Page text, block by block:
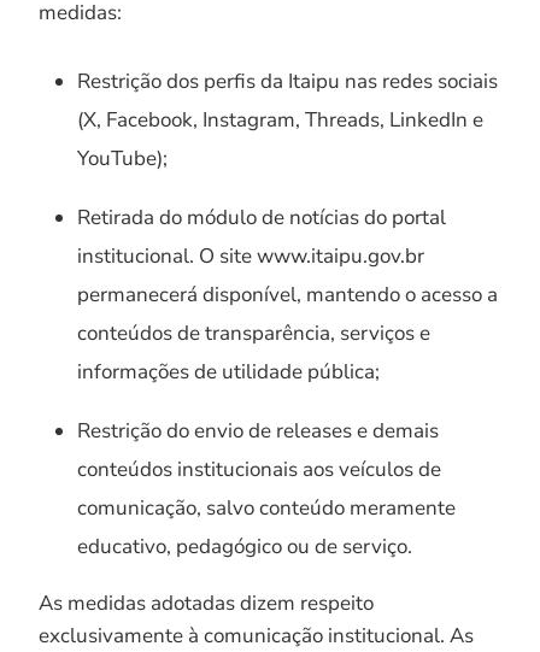
medidas:
Restrição dos perfis da Itaipu nas redes sociais
(X, Facebook, Instagram, Threads, LinkedIn e
YouTube);
Retirada do módulo de notícias do portal
institucional. O site www.itaipu.gov.br
permanecerá disponível, mantendo o acesso a
conteúdos de transparência, serviços e
informações de utilidade pública;
Restrição do envio de releases e demais
conteúdos institucionais aos veículos de
comunicação, salvo conteúdo meramente
educativo, pedagógico ou de serviço.
As medidas adotadas dizem respeito
exclusivamente à comunicação institucional. As